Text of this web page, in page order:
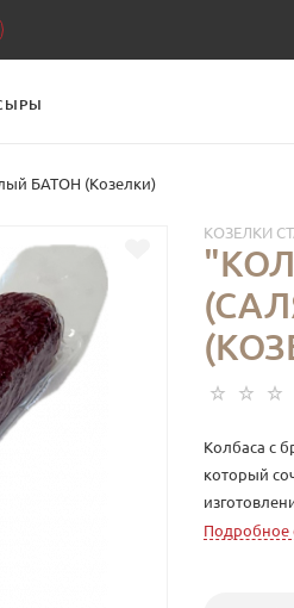
БАТОН (Козелки)
КОЗЕЛКИ
Колбаса с
который
и филе
Подробное